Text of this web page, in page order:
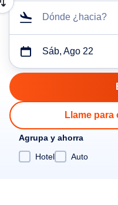
Dónde ¿hacia?
Sáb, Ago 22
Llame
Agrupa y ahorra
Hotel
Auto